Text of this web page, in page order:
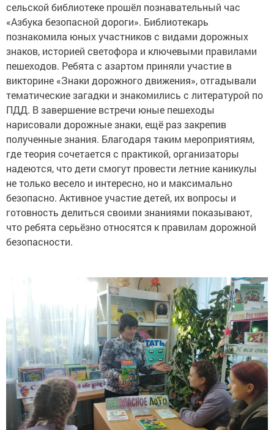
сельской библиотеке прошёл познавательный час
«Азбука безопасной дороги». Библиотекарь
познакомила юных участников с видами дорожных
знаков, историей светофора и ключевыми правилами
пешеходов. Ребята с азартом приняли участие в
викторине «Знаки дорожного движения», отгадывали
тематические загадки и знакомились с литературой по
ПДД. В завершение встречи юные пешеходы
нарисовали дорожные знаки, ещё раз закрепив
полученные знания. Благодаря таким мероприятиям,
где теория сочетается с практикой, организаторы
надеются, что дети смогут провести летние каникулы
не только весело и интересно, но и максимально
безопасно. Активное участие детей, их вопросы и
готовность делиться своими знаниями показывают,
что ребята серьёзно относятся к правилам дорожной
безопасности.